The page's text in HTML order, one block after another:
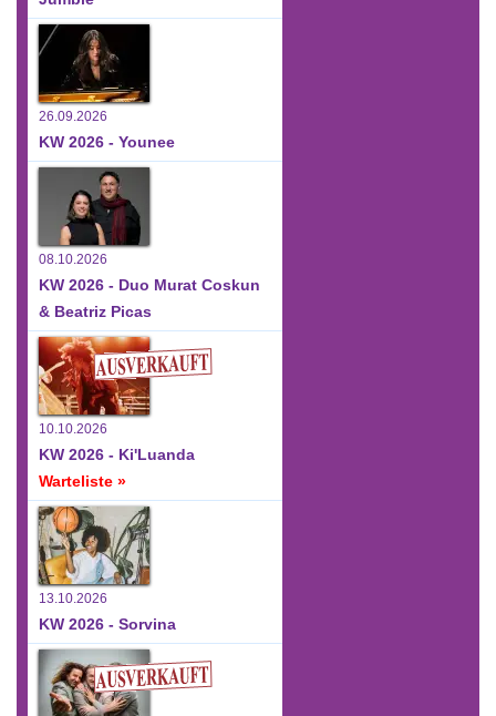
26.09.2026
KW 2026 - Younee
08.10.2026
KW 2026 - Duo Murat Coskun
& Beatriz Picas
10.10.2026
KW 2026 - Ki'Luanda
Warteliste »
13.10.2026
KW 2026 - Sorvina